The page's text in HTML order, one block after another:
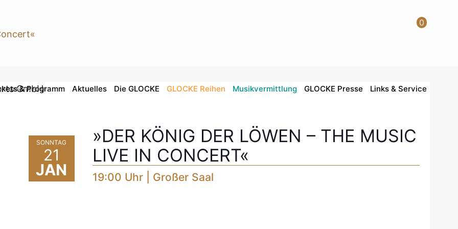
0
& Programm Aktuelles Die GLOCKE GLOCKE Reihen Musikvermittlung GLOCKE Presse Links & Service
SONNTAG
21
JAN
Concerts GmbH
»DER KÖNIG DER LÖWEN – THE MUSIC
LIVE IN CONCERT«
19:00 Uhr | Großer Saal